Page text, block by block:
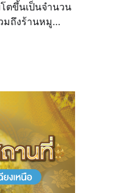
ตขึ้นเป็นจำนวน
มถึงร้านหมู